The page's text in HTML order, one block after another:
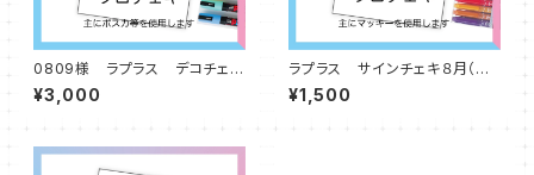
0809様 ラプラス デコチェキ
８月（宿題チェキと同等）
¥3,000
ラプラス サインチェキ８月（サ
イン・メッセージ入り）
¥1,500